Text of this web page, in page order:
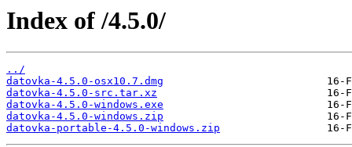
Index of /4.5.0/
../
datovka-4.5.0-osx10.7.dmg
datovka-4.5.0-src.tar.xz
datovka-4.5.0-windows.exe
datovka-4.5.0-windows.zip
datovka-portable-4.5.0-windows.zip